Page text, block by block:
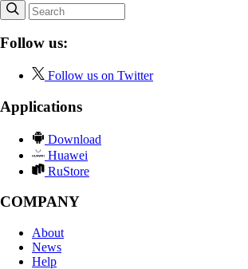
Follow us:
Follow us on Twitter
Applications
Download
Huawei
RuStore
COMPANY
About
News
Help